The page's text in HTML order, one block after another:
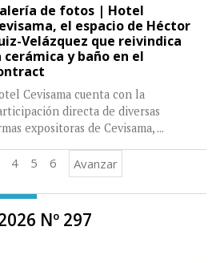
de fotos | Hotel
el espacio de Héctor
Velázquez que reivindica
cerámica y baño en el
Cevisama cuenta con la
directa de diversas
expositoras de Cevisama, ...
4 5 6 Avanzar
Nº 297